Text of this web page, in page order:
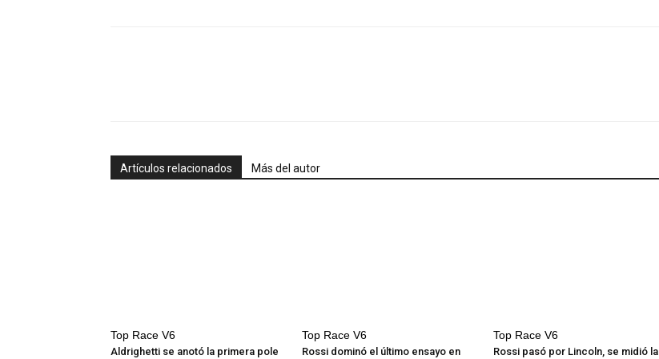
Artículos relacionados Más del autor
Top Race V6
Aldrighetti se anotó la primera pole
Top Race V6
Rossi dominó el último ensayo en
Top Race V6
Rossi pasó por Lincoln, se midió la